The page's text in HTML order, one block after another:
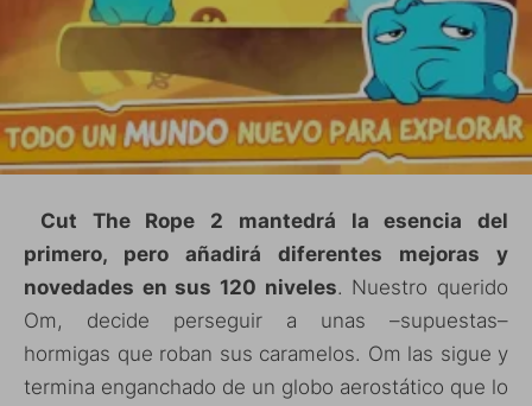
Cut The Rope 2 mantedrá la esencia del
primero, pero añadirá diferentes mejoras y
novedades en sus 120 niveles. Nuestro querido
Om, decide perseguir a unas –supuestas–
hormigas que roban sus caramelos. Om las sigue y
termina enganchado de un globo aerostático que lo